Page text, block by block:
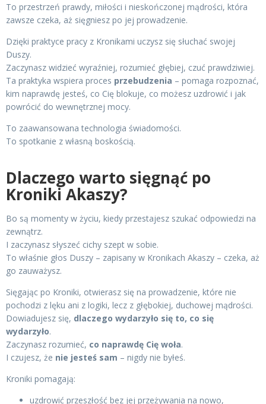
To przestrzeń prawdy, miłości i nieskończonej mądrości, która
zawsze czeka, aż sięgniesz po jej prowadzenie.
Dzięki praktyce pracy z Kronikami uczysz się słuchać swojej
Duszy.
Zaczynasz widzieć wyraźniej, rozumieć głębiej, czuć prawdziwiej.
Ta praktyka wspiera proces przebudzenia – pomaga rozpoznać,
kim naprawdę jesteś, co Cię blokuje, co możesz uzdrowić i jak
powrócić do wewnętrznej mocy.
To zaawansowana technologia świadomości.
To spotkanie z własną boskością.
Dlaczego warto sięgnąć po
Kroniki Akaszy?
Bo są momenty w życiu, kiedy przestajesz szukać odpowiedzi na
zewnątrz.
I zaczynasz słyszeć cichy szept w sobie.
To właśnie głos Duszy – zapisany w Kronikach Akaszy – czeka, aż
go zauważysz.
Sięgając po Kroniki, otwierasz się na prowadzenie, które nie
pochodzi z lęku ani z logiki, lecz z głębokiej, duchowej mądrości.
Dowiadujesz się, dlaczego wydarzyło się to, co się
wydarzyło.
Zaczynasz rozumieć, co naprawdę Cię woła.
I czujesz, że nie jesteś sam – nigdy nie byłeś.
Kroniki pomagają:
uzdrowić przeszłość bez jej przeżywania na nowo,